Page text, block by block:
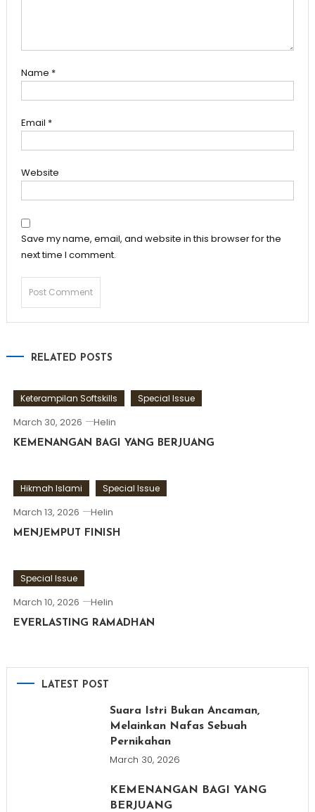
Name *
Email *
Website
Save my name, email, and website in this browser for the
next time I comment.
RELATED POSTS
Keterampilan Softskills Special Issue
March 30, 2026 Helin
KEMENANGAN BAGI YANG BERJUANG
Hikmah Islami Special Issue
March 13, 2026 Helin
MENJEMPUT FINISH
Special Issue
March 10, 2026 Helin
EVERLASTING RAMADHAN
LATEST POST
Suara Istri Bukan Ancaman,
Melainkan Nafas Sebuah
Pernikahan
March 30, 2026
KEMENANGAN BAGI YANG
BERJUANG